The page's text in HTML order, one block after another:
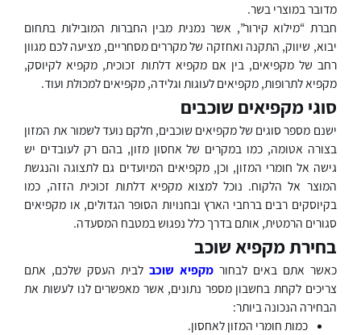
מדובר במוצרי בשר.
חברת “מילוא קירור”, אשר נמנית מבין החברות המובילות בתחום
יבוא, שיווק, התקנה ואחזקה של מקררים מסחריים, מציעה לכם מגוון
רחב של מקפיאים, בין אם מקפיא דלתות זכוכית, מקפיא לקיוסק,
מקפיא לתרופות, מקפיאים לעוגות וגלידה, מקפיאים למכולת ועוד.
סוגי מקפיאים שוכבים
ישנם מספר סוגים של מקפיאים שוכבים, חלקם נועד לשמור את המזון
בצורה אטומה, כמו במקרים של אחסון מזון, בהם רק לעובדים יש
גישה אל חומרי המזון, וכן, מקפיאים המיועדים גם לתצוגה והנגשת
המוצר אל הלקוח. נוכל למצוא מקפיא דלתות זכוכית הזזה, כמו
בקיוסקים רבים ברחבי הארץ ובחנויות הסופר הגדולים, או מקפיאים
סגורים הרמטית, אותם בדרך כלל נפגוש במטבח המסעדה.
בחירת מקפיא שוכב
כאשר אתם באים לבחורמקפיא שוכב לבית העסק שלכם, אתם
צריכים לקחת בחשבון מספר נתונים, אשר מאפשרים לנו לעשות את
הבחירה הנכונה ביותר:
כמות חומרי המזון לאחסון.